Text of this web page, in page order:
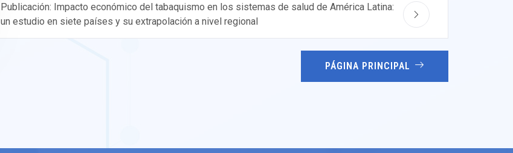
Publicación: Impacto económico del tabaquismo en los sistemas de salud de América Latina:
un estudio en siete países y su extrapolación a nivel regional
PÁGINA PRINCIPAL